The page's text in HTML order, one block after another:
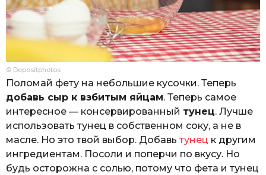
© Depositphotos
Поломай фету на небольшие кусочки. Теперь
добавь сыр к взбитым яйцам. Теперь самое
интересное — консервированный тунец. Лучше
использовать тунец в собственном соку, а не в
масле. Но это твой выбор. Добавь тунец к другим
ингредиентам. Посоли и поперчи по вкусу. Но
будь осторожна с солью, потому что фета и тунец